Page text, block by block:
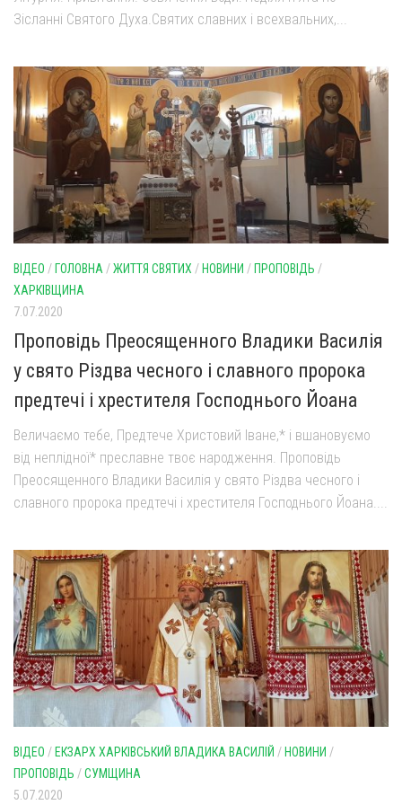
Оголошення
Зісланні Святого Духа.Святих славних і всехвальних,...
ВІДЕО /ГОЛОВНА /ЖИТТЯ СВЯТИХ /НОВИНИ /ПРОПОВІДЬ /
ХАРКІВЩИНА
7.07.2020
Проповідь Преосященного Владики Василія
у свято Різдва чесного і славного пророка
предтечі і хрестителя Господнього Йоана
Величаємо тебе, Предтече Христовий Іване,* і вшановуємо
від неплідної* преславне твоє народження. Проповідь
Преосященного Владики Василія у свято Різдва чесного і
славного пророка предтечі і хрестителя Господнього Йоана....
ВІДЕО / ЕКЗАРХ ХАРКІВСЬКИЙ ВЛАДИКА ВАСИЛІЙ / НОВИНИ /
ПРОПОВІДЬ /СУМЩИНА
5.07.2020